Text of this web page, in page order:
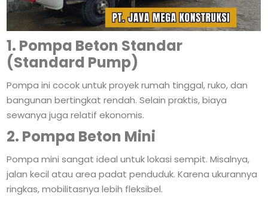
1. Pompa Beton Standar
(Standard Pump)
Pompa ini cocok untuk proyek rumah tinggal, ruko, dan
bangunan bertingkat rendah. Selain praktis, biaya
sewanya juga relatif ekonomis.
2. Pompa Beton Mini
Pompa mini sangat ideal untuk lokasi sempit. Misalnya,
jalan kecil atau area padat penduduk. Karena ukurannya
ringkas, mobilitasnya lebih fleksibel.